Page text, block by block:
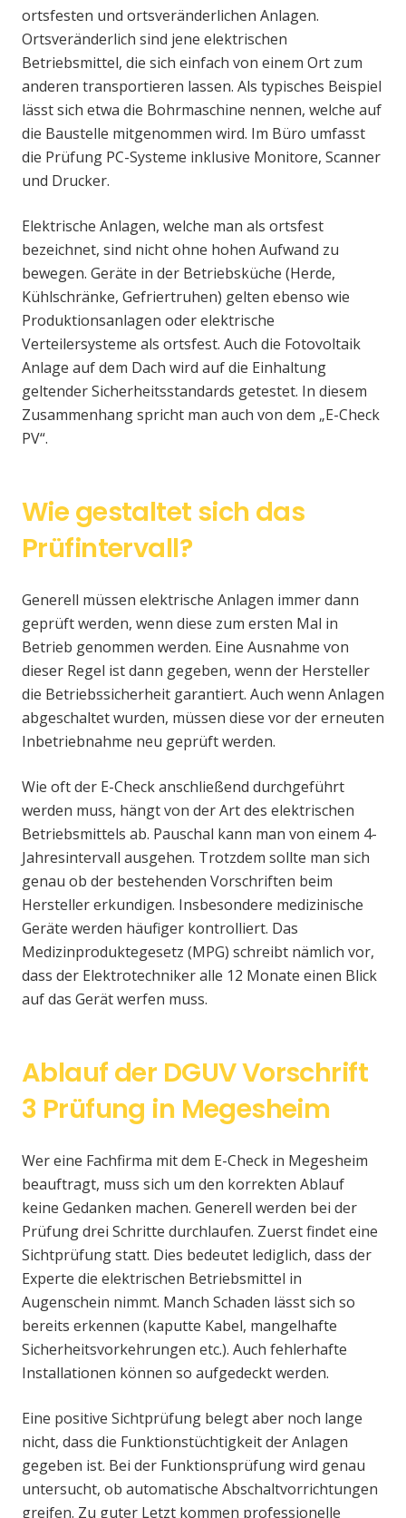
ortsfesten und ortsveränderlichen Anlagen.
Ortsveränderlich sind jene elektrischen
Betriebsmittel, die sich einfach von einem Ort zum
anderen transportieren lassen. Als typisches Beispiel
lässt sich etwa die Bohrmaschine nennen, welche auf
die Baustelle mitgenommen wird. Im Büro umfasst
die Prüfung PC-Systeme inklusive Monitore, Scanner
und Drucker.
Elektrische Anlagen, welche man als ortsfest
bezeichnet, sind nicht ohne hohen Aufwand zu
bewegen. Geräte in der Betriebsküche (Herde,
Kühlschränke, Gefriertruhen) gelten ebenso wie
Produktionsanlagen oder elektrische
Verteilersysteme als ortsfest. Auch die Fotovoltaik
Anlage auf dem Dach wird auf die Einhaltung
geltender Sicherheitsstandards getestet. In diesem
Zusammenhang spricht man auch von dem „E-Check
PV“.
Wie gestaltet sich das
Prüfintervall?
Generell müssen elektrische Anlagen immer dann
geprüft werden, wenn diese zum ersten Mal in
Betrieb genommen werden. Eine Ausnahme von
dieser Regel ist dann gegeben, wenn der Hersteller
die Betriebssicherheit garantiert. Auch wenn Anlagen
abgeschaltet wurden, müssen diese vor der erneuten
Inbetriebnahme neu geprüft werden.
Wie oft der E-Check anschließend durchgeführt
werden muss, hängt von der Art des elektrischen
Betriebsmittels ab. Pauschal kann man von einem 4-
Jahresintervall ausgehen. Trotzdem sollte man sich
genau ob der bestehenden Vorschriften beim
Hersteller erkundigen. Insbesondere medizinische
Geräte werden häufiger kontrolliert. Das
Medizinproduktegesetz (MPG) schreibt nämlich vor,
dass der Elektrotechniker alle 12 Monate einen Blick
auf das Gerät werfen muss.
Ablauf der DGUV Vorschrift
3 Prüfung in Megesheim
Wer eine Fachfirma mit dem E-Check in Megesheim
beauftragt, muss sich um den korrekten Ablauf
keine Gedanken machen. Generell werden bei der
Prüfung drei Schritte durchlaufen. Zuerst findet eine
Sichtprüfung statt. Dies bedeutet lediglich, dass der
Experte die elektrischen Betriebsmittel in
Augenschein nimmt. Manch Schaden lässt sich so
bereits erkennen (kaputte Kabel, mangelhafte
Sicherheitsvorkehrungen etc.). Auch fehlerhafte
Installationen können so aufgedeckt werden.
Eine positive Sichtprüfung belegt aber noch lange
nicht, dass die Funktionstüchtigkeit der Anlagen
gegeben ist. Bei der Funktionsprüfung wird genau
untersucht, ob automatische Abschaltvorrichtungen
greifen. Zu guter Letzt kommen professionelle